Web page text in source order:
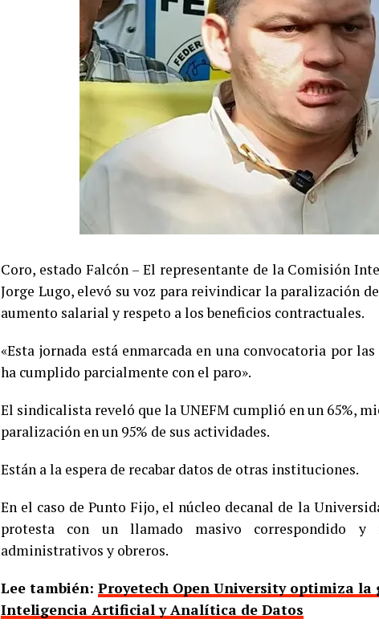
Coro, estado Falcón – El representante de la Comisión
Jorge Lugo, elevó su voz para reivindicar la paralización
aumento salarial y respeto a los beneficios contractuales.
«Esta jornada está enmarcada en una convocatoria por
ha cumplido parcialmente con el paro».
El sindicalista reveló que la UNEFM cumplió en un 65%,
paralización en un 95% de sus actividades.
Están a la espera de recabar datos de otras instituciones.
En el caso de Punto Fijo, el núcleo decanal de la
protesta con un llamado masivo correspondido y
administrativos y obreros.
Lee también: Proyetech Open University optimiza
Inteligencia Artificial y Analítica de Datos